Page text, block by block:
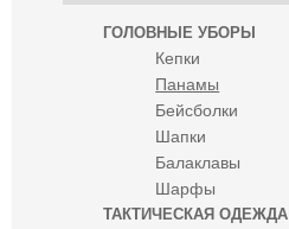
ГОЛОВНЫЕ УБОРЫ
Кепки
Панамы
Бейсболки
Шапки
Балаклавы
Шарфы
ТАКТИЧЕСКАЯ ОДЕЖДА